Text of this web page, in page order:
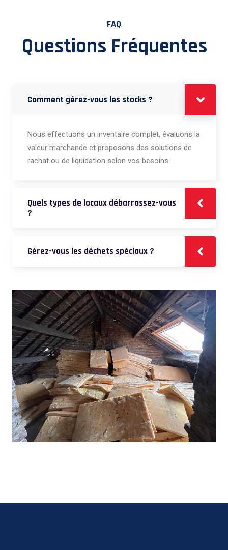
FAQ
Questions Fréquentes
Comment gérez-vous les stocks ?
Nous effectuons un inventaire complet, évaluons la
valeur marchande et proposons des solutions de
rachat ou de liquidation selon vos besoins.
Quels types de locaux débarrassez-vous
?
Gérez-vous les déchets spéciaux ?